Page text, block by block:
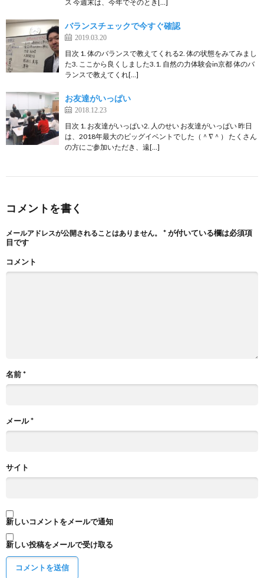
ス 今週末は、今年でそのとき[…]
バランスチェックで今すぐ確認
2019.03.20
目次 1. 体のバランスで教えてくれる2. 体の状態をみてみまし
た3. ここから良くしました3.1. 自然の力体験会in京都 体のバ
ランスで教えてくれ[…]
お友達がいっぱい
2018.12.23
目次 1. お友達がいっぱい2. 人のせい お友達がいっぱい 昨日
は、2018年最大のビッグイベントでした（＾∇＾） たくさん
の方にご参加いただき、遠[…]
コメントを書く
メールアドレスが公開されることはありません。 *が付いている欄は必須項
目です
コメント
名前*
メール*
サイト
新しいコメントをメールで通知
新しい投稿をメールで受け取る